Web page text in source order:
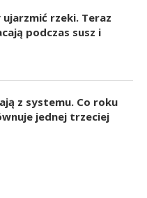
ujarzmić rzeki. Teraz
podczas susz i
z systemu. Co roku
jednej trzeciej